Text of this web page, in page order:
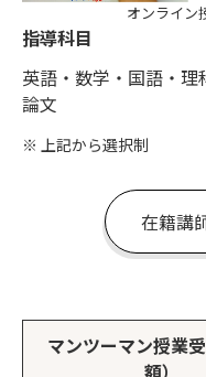
オンライン
指導科目
英語・数学・国語・
論文
※ 上記から選択制
在籍講
マンツーマン授業